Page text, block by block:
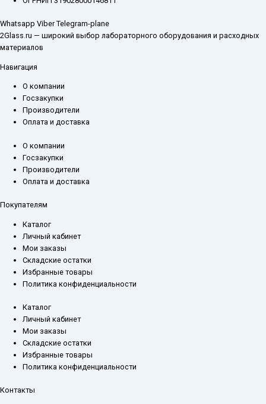
Whatsapp Viber Telegram-plane
2Glass.ru — широкий выбор лабораторного оборудования и расходных
материалов
Навигация
О компании
Госзакупки
Производители
Оплата и доставка
О компании
Госзакупки
Производители
Оплата и доставка
Покупателям
Каталог
Личный кабинет
Мои заказы
Складские остатки
Избранные товары
Политика конфиденциальности
Каталог
Личный кабинет
Мои заказы
Складские остатки
Избранные товары
Политика конфиденциальности
Контакты